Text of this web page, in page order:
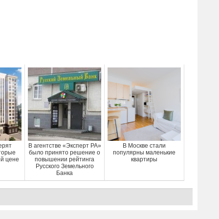
цене
В агентстве «Эксперт РА»
было принято решение о
повышении рейтинга
Русского Земельного
Банка
В Москве стали
популярны маленькие
квартиры